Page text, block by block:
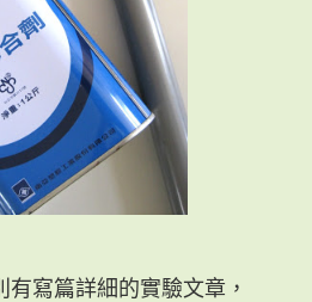
寫篇詳細的實驗文章，